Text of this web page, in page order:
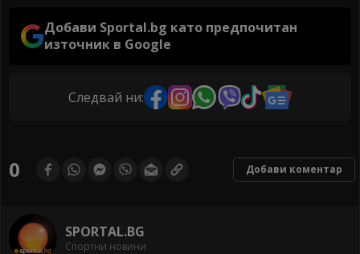
Добави Sportal.bg като предпочитан
източник в Google
Следвай ни:
0 Добави коментар
SPORTAL.BG
Спортни новини